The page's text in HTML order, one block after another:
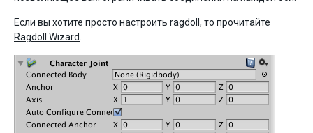
Если вы хотите просто настроить ragdoll, то прочитайте
Ragdoll Wizard